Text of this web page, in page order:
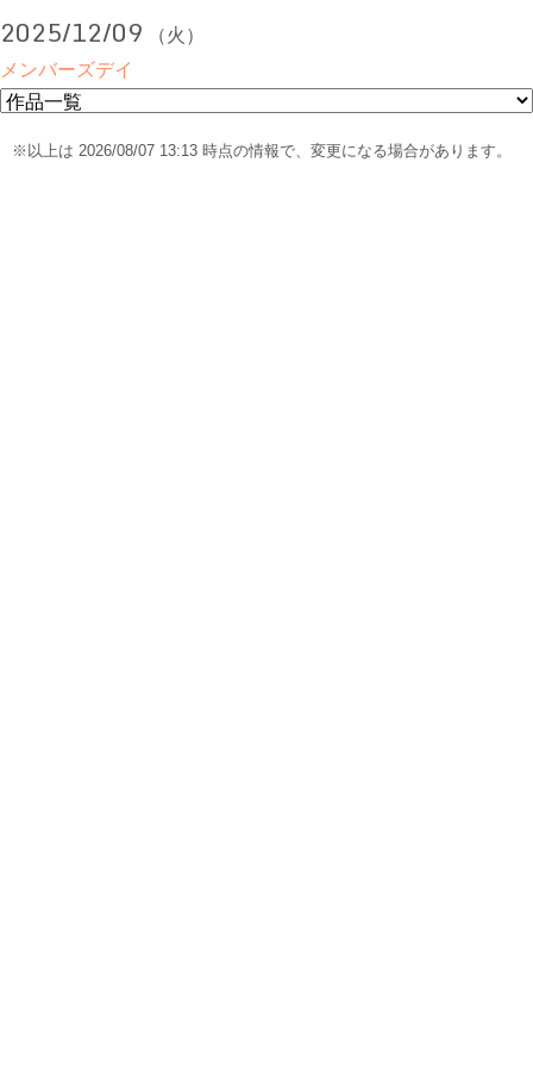
2025/12/09 （火）
メンバーズデイ
※以上は 2026/08/07 13:13 時点の情報で、変更になる場合があります。